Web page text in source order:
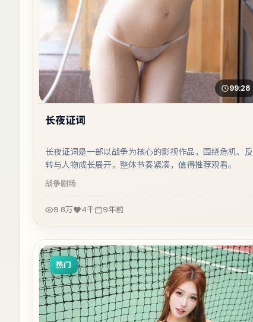
99:28
长夜证词
长夜证词是一部以战争为核心的影视作品，围绕危机、反
转与人物成长展开，整体节奏紧凑，值得推荐观看。
战争剧场
9.8万 4千 9年前
热门